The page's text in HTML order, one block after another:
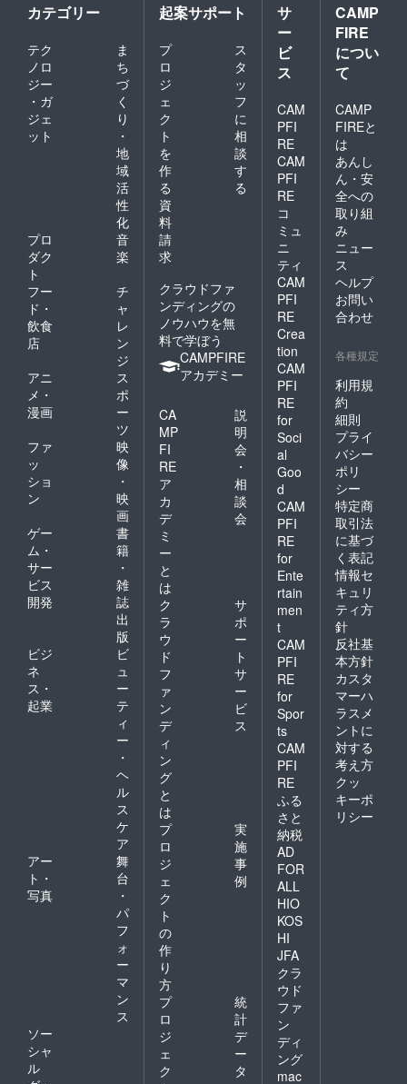
カテゴリー
テク
ノロ
ジー
・ガ
ジェ
ット
ま
ち
づ
く
り
・
地
域
活
性
化
プロ
ダク
ト
音
楽
フー
ド・
飲食
店
チ
ャ
レ
ン
ジ
アニ
メ・
漫画
ス
ポ
ー
ツ
ファ
ッ
ショ
ン
映
像
・
映
画
ゲー
ム・
サー
ビス
開発
書
籍
・
雑
誌
出
版
ビジ
ネ
ス・
起業
ビ
ュ
ー
テ
ィ
ー
・
ヘ
ル
ス
ケ
ア
アー
ト・
写真
舞
台
・
パ
フ
ォ
ー
マ
ン
ス
ソー
シャ
ル
起案サポート
プ
ロ
ジ
ェ
ク
ト
を
作
る
ス
タ
ッ
フ
に
相
談
す
る
資
料
請
求
クラウドファ
ンディングの
ノウハウを無
料で学ぼう
CAMPFIRE
アカデミー
CA
MP
FI
RE
ア
カ
デ
ミ
ー
と
は
説
明
会
・
相
談
会
ク
ラ
ウ
ド
フ
ァ
ン
デ
ィ
ン
グ
と
は
サ
ポ
ー
ト
サ
ー
ビ
ス
プ
ロ
ジ
ェ
ク
ト
の
作
り
方
実
施
事
例
プ
ロ
ジ
ェ
ク
統
計
デ
ー
タ
サ
ー
ビ
ス
CAM
PFI
RE
CAM
PFI
RE
コ
ミュ
ニ
ティ
CAM
PFI
RE
Crea
tion
CAM
PFI
RE
for
Soci
al
Goo
d
CAM
PFI
RE
for
Ente
rtain
men
t
CAM
PFI
RE
for
Spor
ts
CAM
PFI
RE
ふる
さと
納税
AD
FOR
ALL
HIO
KOS
HI
JFA
クラ
ウド
ファ
ン
ディ
ング
mac
CAMP
FIRE
につい
て
CAMP
FIREと
は
あんし
ん・安
全への
取り組
み
ニュー
ス
ヘルプ
お問い
合わせ
各種規定
利用規
約
細則
プライ
バシー
ポリ
シー
特定商
取引法
に基づ
く表記
情報セ
キュリ
ティ方
針
反社基
本方針
カスタ
マーハ
ラスメ
ントに
対する
考え方
クッ
キーポ
リシー